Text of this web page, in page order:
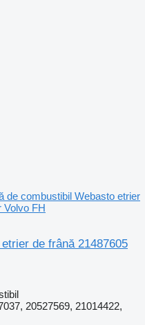
de combustibil Webasto etrier
Volvo FH
de frână 21487605
20527569, 21014422,